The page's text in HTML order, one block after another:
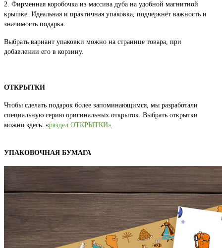
2. Фирменная коробочка из массива дуба на удобной магнитной
крышке. Идеальная и практичная упаковка, подчеркнёт важность и
значимость подарка.
Выбрать вариант упаковки можно на странице товара, при
добавлении его в корзину.
ОТКРЫТКИ
Чтобы сделать подарок более запоминающимся, мы разработали
специальную серию оригинальных открыток. Выбрать открытки
можно здесь: «раздел ОТКРЫТКИ»
УПАКОВОЧНАЯ БУМАГА